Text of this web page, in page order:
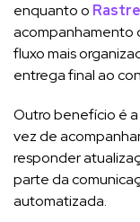
enquanto o
acompanhamento
fluxo mais
entrega final ao
Outro benefício é a
vez de
responder
parte da
automatizada.